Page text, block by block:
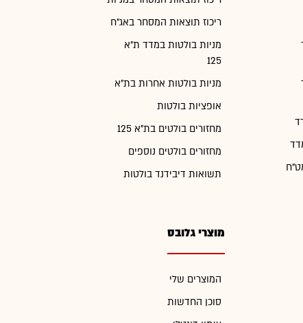
ריכוז תוצאות המסחר באג"ח
מניות בולטות במדד ת"א
125
מניות בולטות אחרות בת"א
אופציות בולטות
מחזורים בולטים בת"א 125
מחזורים בולטים נוספים
תשואות דיבידנד בולטות
מוצרי גלובס
המוצרים שלי
סוכן החדשות